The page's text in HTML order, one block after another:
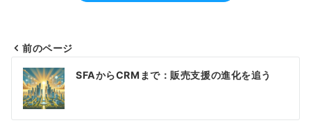
投
稿
ナ
前のページ
SFAからCRMまで：販売支援の進化を追う